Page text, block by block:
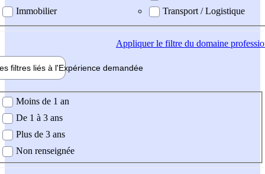
Immobilier
Transport / Logistique
Appliquerle filtre du domaine
filtres liés à l'Expérience demandée
demandée
Moins de 1 an
De 1 à 3 ans
Plus de 3 ans
Non renseignée